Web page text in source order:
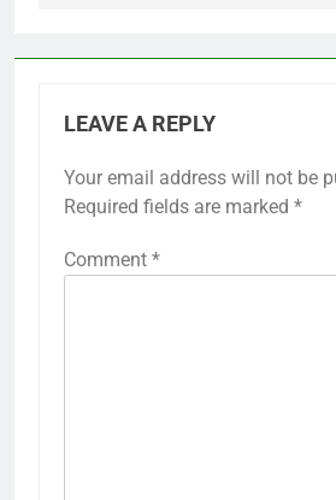
LEAVE A REPLY
Your email address will not be
Required fields are marked *
Comment *